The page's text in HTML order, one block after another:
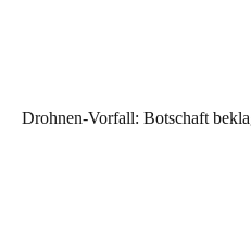
Drohnen-Vorfall: Botschaft